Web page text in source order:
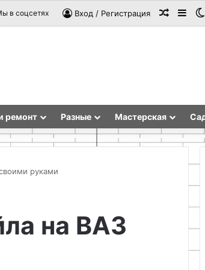
в соцсетях Вход / Регистрация
ремонт Разные Мастерская
руками
на ВАЗ
сделать
когтеточку